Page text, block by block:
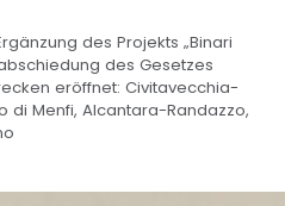
des Projekts „Binari
des Gesetzes
eröffnet: Civitavecchia-
di Menfi, Alcantara-Randazzo,